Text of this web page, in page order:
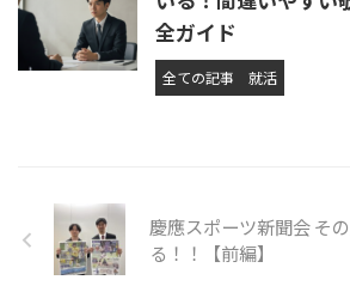
全ガイド
全ての記事 就活
慶應スポーツ新聞会 そ
る！！【前編】